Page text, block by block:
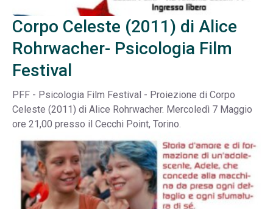
Corpo Celeste (2011) di Alice
Rohrwacher- Psicologia Film
Festival
PFF - Psicologia Film Festival - Proiezione di Corpo
Celeste (2011) di Alice Rohrwacher. Mercoledì 7 Maggio
ore 21,00 presso il Cecchi Point, Torino.